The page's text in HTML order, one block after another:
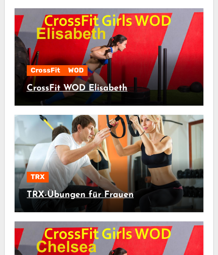
CrossFit WOD
CrossFit WOD Elisabeth
TRX
TRX-Übungen für Frauen